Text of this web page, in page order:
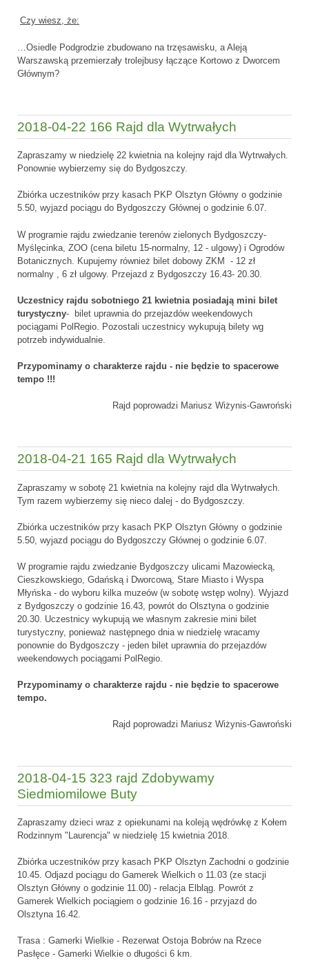
Czy wiesz, że:
…Osiedle Podgrodzie zbudowano na trzęsawisku, a Aleją
Warszawską przemierzały trolejbusy łączące Kortowo z Dworcem
Głównym?
2018-04-22 166 Rajd dla Wytrwałych
Zapraszamy w niedzielę 22 kwietnia na kolejny rajd dla Wytrwałych.
Ponownie wybierzemy się do Bydgoszczy.
Zbiórka uczestników przy kasach PKP Olsztyn Główny o godzinie
5.50, wyjazd pociągu do Bydgoszczy Głównej o godzinie 6.07.
W programie rajdu zwiedzanie terenów zielonych Bydgoszczy-
Myślęcinka, ZOO (cena biletu 15-normalny, 12 - ulgowy) i Ogrodów
Botanicznych. Kupujemy również bilet dobowy ZKM - 12 zł
normalny , 6 zł ulgowy. Przejazd z Bydgoszczy 16.43- 20.30.
Uczestnicy rajdu sobotniego 21 kwietnia posiadają mini bilet
turystyczny- bilet uprawnia do przejazdów weekendowych
pociągami PolRegio. Pozostali uczestnicy wykupują bilety wg
potrzeb indywidualnie.
Przypominamy o charakterze rajdu - nie będzie to spacerowe
tempo !!!
Rajd poprowadzi Mariusz Wiżynis-Gawroński
2018-04-21 165 Rajd dla Wytrwałych
Zapraszamy w sobotę 21 kwietnia na kolejny rajd dla Wytrwałych.
Tym razem wybierzemy się nieco dalej - do Bydgoszczy.
Zbiórka uczestników przy kasach PKP Olsztyn Główny o godzinie
5.50, wyjazd pociągu do Bydgoszczy Głównej o godzinie 6.07.
W programie rajdu zwiedzanie Bydgoszczy ulicami Mazowiecką,
Cieszkowskiego, Gdańską i Dworcową, Stare Miasto i Wyspa
Młyńska - do wyboru kilka muzeów (w sobotę wstęp wolny). Wyjazd
z Bydgoszczy o godzinie 16.43, powrót do Olsztyna o godzinie
20.30. Uczestnicy wykupują we własnym zakresie mini bilet
turystyczny, ponieważ następnego dnia w niedzielę wracamy
ponownie do Bydgoszczy - jeden bilet uprawnia do przejazdów
weekendowych pociągami PolRegio.
Przypominamy o charakterze rajdu - nie będzie to spacerowe
tempo.
Rajd poprowadzi Mariusz Wiżynis-Gawroński
2018-04-15 323 rajd Zdobywamy
Siedmiomilowe Buty
Zapraszamy dzieci wraz z opiekunami na koleją wędrówkę z Kołem
Rodzinnym "Laurencja" w niedzielę 15 kwietnia 2018.
Zbiórka uczestników przy kasach PKP Olsztyn Zachodni o godzinie
10.45. Odjazd pociągu do Gamerek Wielkich o 11.03 (ze stacji
Olsztyn Główny o godzinie 11.00) - relacja Elbląg. Powrót z
Gamerek Wielkich pociągiem o godzinie 16.16 - przyjazd do
Olsztyna 16.42.
Trasa : Gamerki Wielkie - Rezerwat Ostoja Bobrów na Rzece
Pasłęce - Gamerki Wielkie o długości 6 km.